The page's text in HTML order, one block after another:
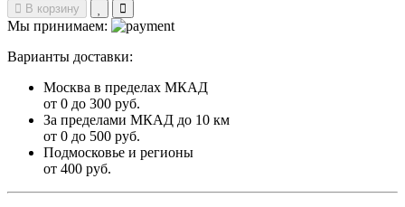
В корзину
Мы принимаем:
Варианты доставки:
Москва в пределах МКАД
от 0 до 300 руб.
За пределами МКАД до 10 км
от 0 до 500 руб.
Подмосковье и регионы
от 400 руб.